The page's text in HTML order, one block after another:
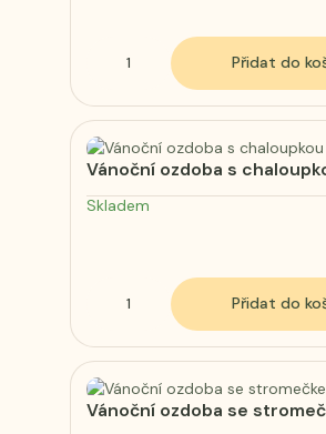
Přidat do
Vánoční ozdoba s
Skladem
Přidat do
Vánoční ozdoba se